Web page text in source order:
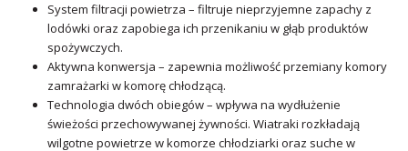
System filtracji powietrza – filtruje nieprzyjemne zapachy z
lodówki oraz zapobiega ich przenikaniu w głąb produktów
spożywczych.
Aktywna konwersja – zapewnia możliwość przemiany komory
zamrażarki w komorę chłodzącą.
Technologia dwóch obiegów – wpływa na wydłużenie
świeżości przechowywanej żywności. Wiatraki rozkładają
wilgotne powietrze w komorze chłodziarki oraz suche w